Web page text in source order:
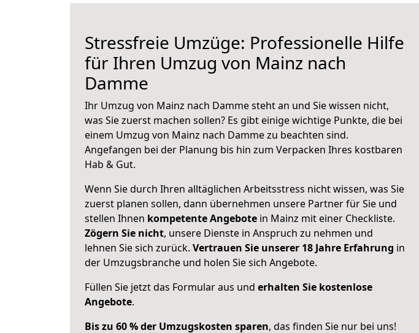
Stressfreie Umzüge: Professionelle Hilfe
für Ihren Umzug von Mainz nach
Damme
Ihr Umzug von Mainz nach Damme steht an und Sie wissen nicht,
was Sie zuerst machen sollen? Es gibt einige wichtige Punkte, die bei
einem Umzug von Mainz nach Damme zu beachten sind.
Angefangen bei der Planung bis hin zum Verpacken Ihres kostbaren
Hab & Gut.
Wenn Sie durch Ihren alltäglichen Arbeitsstress nicht wissen, was Sie
zuerst planen sollen, dann übernehmen unsere Partner für Sie und
stellen Ihnen kompetente Angebote in Mainz mit einer Checkliste.
Zögern Sie nicht, unsere Dienste in Anspruch zu nehmen und
lehnen Sie sich zurück. Vertrauen Sie unserer 18 Jahre Erfahrung in
der Umzugsbranche und holen Sie sich Angebote.
Füllen Sie jetzt das Formular aus und erhalten Sie kostenlose
Angebote.
Bis zu 60 % der Umzugskosten sparen, das finden Sie nur bei uns!